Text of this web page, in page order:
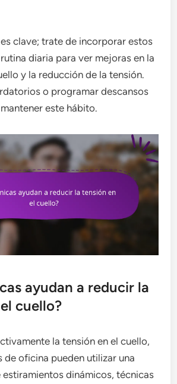
clave; trate de incorporar estos
diaria para ver mejoras en la
y la reducción de la tensión.
o programar descansos
este hábito.
ayudan a reducir la
cuello?
la tensión en el cuello,
de oficina pueden utilizar una
dinámicos, técnicas